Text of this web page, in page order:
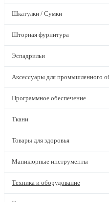
Шкатулки / Сумки
Шторная фурнитура
Эспадрильи
Аксессуары для промышленного
Программное обеспечение
Ткани
Товары для здоровья
Маникюрные инструменты
Техника и оборудование